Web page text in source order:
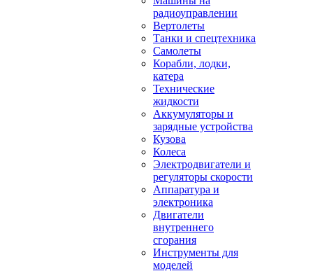
радиоуправлении
Вертолеты
Танки и спецтехника
Самолеты
Корабли, лодки,
катера
Технические
жидкости
Аккумуляторы и
зарядные устройства
Кузова
Колеса
Электродвигатели и
регуляторы скорости
Аппаратура и
электроника
Двигатели
внутреннего
сгорания
Инструменты для
моделей